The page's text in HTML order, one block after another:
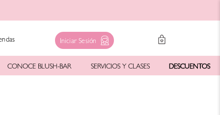
Iniciar Sesión
CONOCE BLUSH-BAR SERVICIOS Y CLASES DESCUENTOS